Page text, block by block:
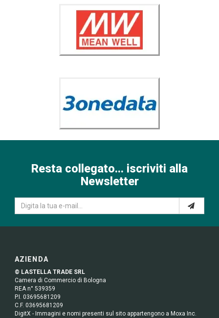
Resta collegato... iscriviti alla
Newsletter
AZIENDA
© LASTELLA TRADE SRL
Camera di Commercio di Bologna
REA n° 539359
P.I. 03695681209
C.F. 03695681209
DigitX - Immagini e nomi presenti sul sito appartengono a Moxa Inc.